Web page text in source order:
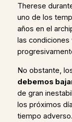
Therese
uno de los
años en el
las condiciones
No obstante,
debemos
de gran
los próximos
tiempo